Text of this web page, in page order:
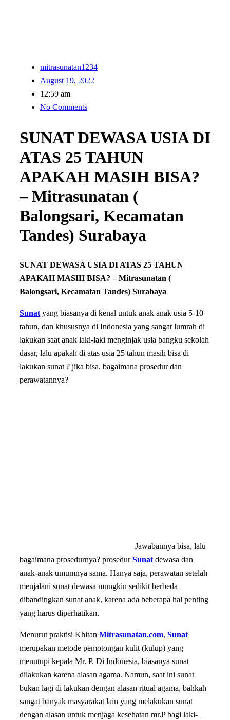
mitrasunatan1234
August 19, 2022
12:59 am
No Comments
SUNAT DEWASA USIA DI
ATAS 25 TAHUN
APAKAH MASIH BISA?
– Mitrasunatan (
Balongsari, Kecamatan
Tandes) Surabaya
SUNAT DEWASA USIA DI ATAS 25 TAHUN
APAKAH MASIH BISA? – Mitrasunatan (
Balongsari, Kecamatan Tandes) Surabaya
Sunat yang biasanya di kenal untuk anak anak usia 5-10
tahun, dan khususnya di Indonesia yang sangat lumrah di
lakukan saat anak laki-laki menginjak usia bangku sekolah
dasar, lalu apakah di atas usia 25 tahun masih bisa di
lakukan sunat ? jika bisa, bagaimana prosedur dan
perawatannya?
Jawabannya bisa, lalu
bagaimana prosedurnya? prosedurSunat dewasa dan
anak-anak umumnya sama. Hanya saja, perawatan setelah
menjalani sunat dewasa mungkin sedikit berbeda
dibandingkan sunat anak, karena ada beberapa hal penting
yang harus diperhatikan.
Menurut praktisi Khitan Mitrasunatan.com, Sunat
merupakan metode pemotongan kulit (kulup) yang
menutupi kepala Mr. P. Di Indonesia, biasanya sunat
dilakukan karena alasan agama. Namun, saat ini sunat
bukan lagi di lakukan dengan alasan ritual agama, bahkah
sangat banyak masyarakat lain yang melakukan sunat
dengan alasan untuk menjaga kesehatan mr.P bagi laki-